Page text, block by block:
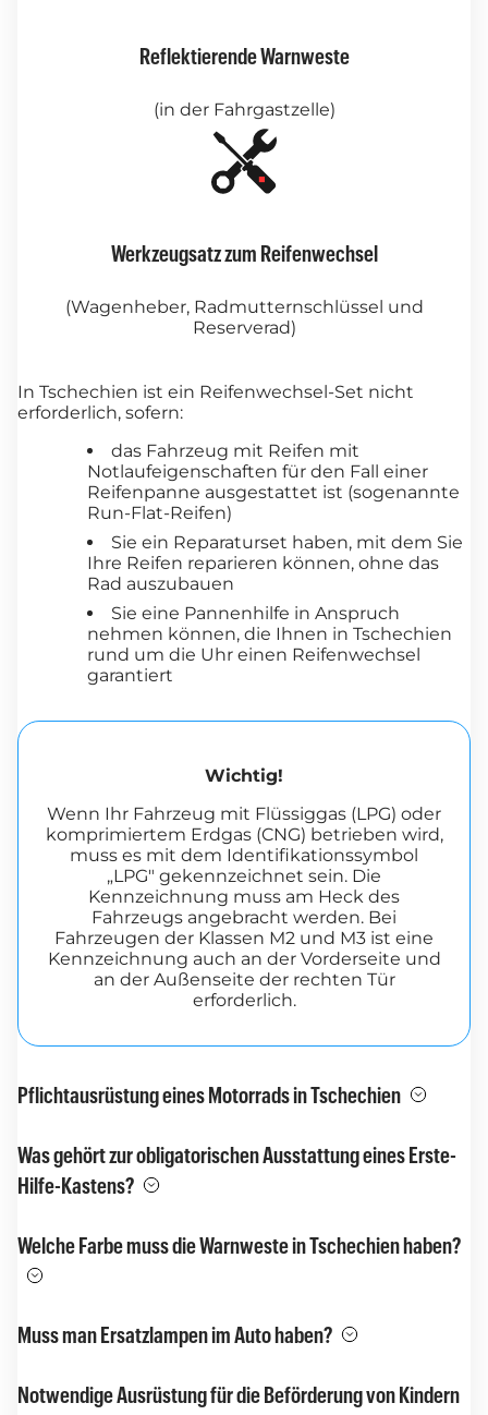
Reflektierende Warnweste
(in der Fahrgastzelle)
Werkzeugsatz zum Reifenwechsel
(Wagenheber, Radmutternschlüssel und
Reserverad)
In Tschechien ist ein Reifenwechsel-Set nicht
erforderlich, sofern:
das Fahrzeug mit Reifen mit
Notlaufeigenschaften für den Fall einer
Reifenpanne ausgestattet ist (sogenannte
Run-Flat-Reifen)
Sie ein Reparaturset haben, mit dem Sie
Ihre Reifen reparieren können, ohne das
Rad auszubauen
Sie eine Pannenhilfe in Anspruch
nehmen können, die Ihnen in Tschechien
rund um die Uhr einen Reifenwechsel
garantiert
Wichtig!
Wenn Ihr Fahrzeug mit Flüssiggas (LPG) oder
komprimiertem Erdgas (CNG) betrieben wird,
muss es mit dem Identifikationssymbol
„LPG" gekennzeichnet sein. Die
Kennzeichnung muss am Heck des
Fahrzeugs angebracht werden. Bei
Fahrzeugen der Klassen M2 und M3 ist eine
Kennzeichnung auch an der Vorderseite und
an der Außenseite der rechten Tür
erforderlich.
Pflichtausrüstung eines Motorrads in Tschechien
Was gehört zur obligatorischen Ausstattung eines Erste-
Hilfe-Kastens?
Welche Farbe muss die Warnweste in Tschechien haben?
Muss man Ersatzlampen im Auto haben?
Notwendige Ausrüstung für die Beförderung von Kindern